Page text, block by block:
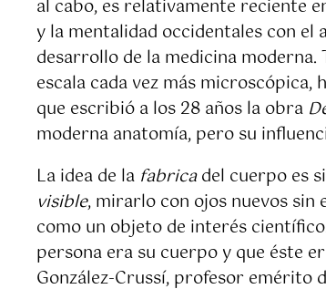
al cabo, es relativamente reciente
y la mentalidad occidentales con
desarrollo de la medicina
escala cada vez más
que escribió a los 28 años la obra
moderna anatomía, pero su
La idea de la fabricadel cuerpo es
visible, mirarlo con ojos nuevos
como un objeto de interés
persona era su cuerpo y que éste
González-Crussí, profesor emérito